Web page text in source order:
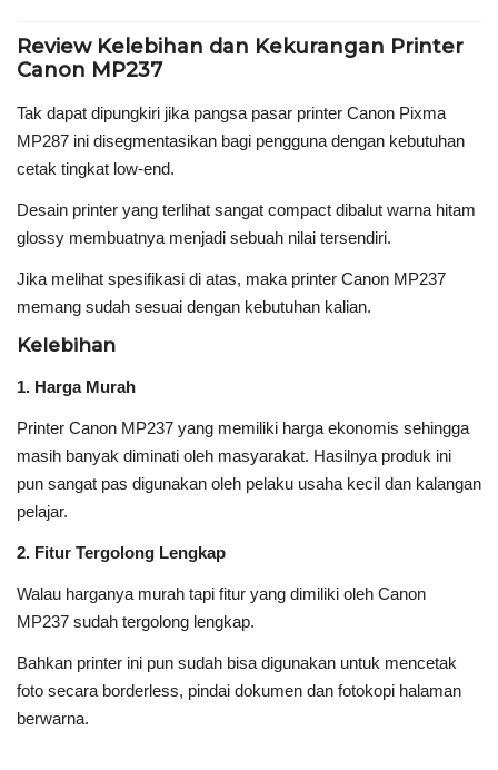
Review Kelebihan dan Kekurangan Printer
Canon MP237
Tak dapat dipungkiri jika pangsa pasar printer Canon Pixma
MP287 ini disegmentasikan bagi pengguna dengan kebutuhan
cetak tingkat low-end.
Desain printer yang terlihat sangat compact dibalut warna hitam
glossy membuatnya menjadi sebuah nilai tersendiri.
Jika melihat spesifikasi di atas, maka printer Canon MP237
memang sudah sesuai dengan kebutuhan kalian.
Kelebihan
1. Harga Murah
Printer Canon MP237 yang memiliki harga ekonomis sehingga
masih banyak diminati oleh masyarakat. Hasilnya produk ini
pun sangat pas digunakan oleh pelaku usaha kecil dan kalangan
pelajar.
2. Fitur Tergolong Lengkap
Walau harganya murah tapi fitur yang dimiliki oleh Canon
MP237 sudah tergolong lengkap.
Bahkan printer ini pun sudah bisa digunakan untuk mencetak
foto secara borderless, pindai dokumen dan fotokopi halaman
berwarna.